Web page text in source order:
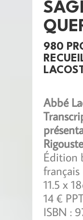
980
Abbé
Rigouste
Édition
français
11.5 x
14 €
ISBN :